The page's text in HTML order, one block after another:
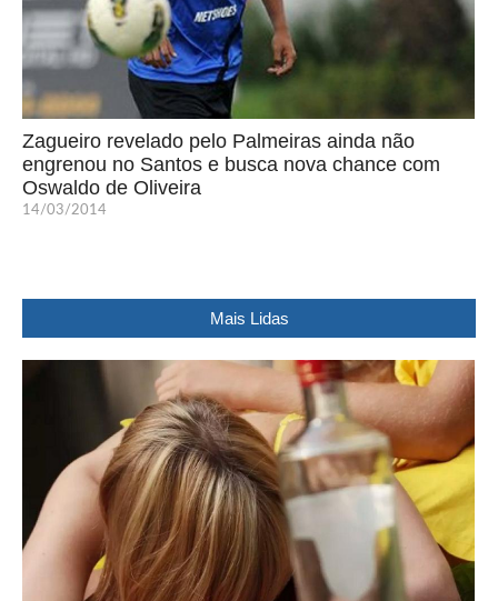
Zagueiro revelado pelo Palmeiras ainda não
engrenou no Santos e busca nova chance com
Oswaldo de Oliveira
14/03/2014
Mais Lidas